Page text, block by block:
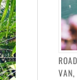
VAN,